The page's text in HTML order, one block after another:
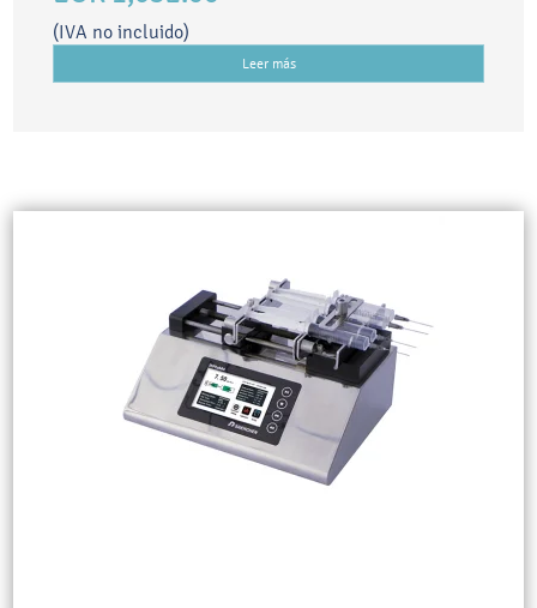
(IVA no incluido)
Leer más